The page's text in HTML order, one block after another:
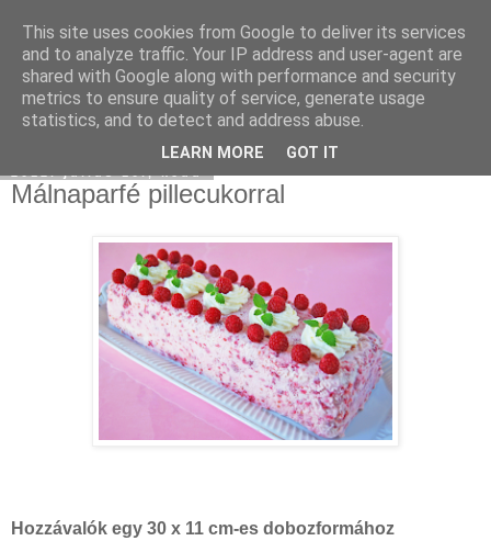
Moha Konyha
Málnaparfé pillecukorral
Hozzávalók egy 30 x 11 cm-es dobozformához
This site uses cookies from Google to deliver its services
and to analyze traffic. Your IP address and user-agent are
shared with Google along with performance and security
metrics to ensure quality of service, generate usage
statistics, and to detect and address abuse.
LEARN MORE GOT IT